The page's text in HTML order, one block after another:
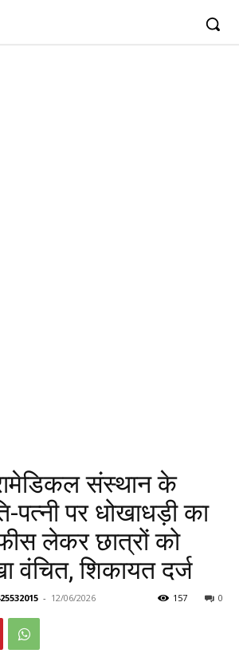
संस्थान के
पत्नी पर धोखाधड़ी का
लेकर छात्रों को
वंचित, शिकायत दर्ज
- 12/06/2026 0
157